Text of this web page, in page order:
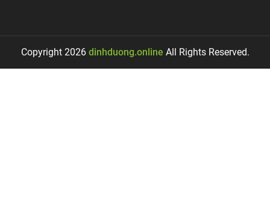
Copyright 2026 dinhduong.online All Rights Reserved.